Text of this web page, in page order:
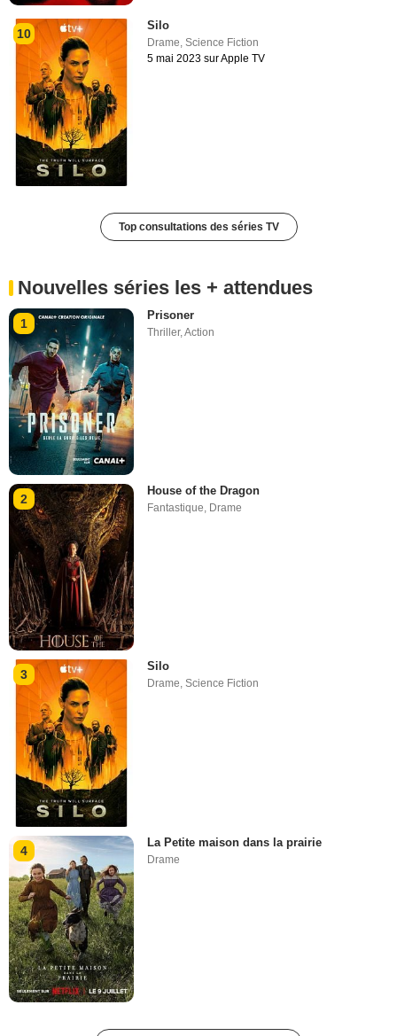
10
Silo
Drame,Science Fiction
5 mai 2023 sur Apple TV
Top consultations des séries TV
Nouvelles séries les + attendues
1
Prisoner
Thriller,Action
2
House of the Dragon
Fantastique, Drame
3
Silo
Drame,Science Fiction
4
La Petite maison dans la prairie
Drame